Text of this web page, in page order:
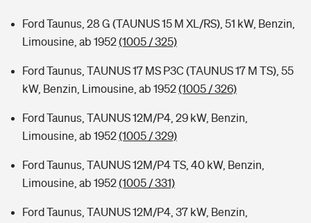
Ford Taunus, 28 G (TAUNUS 15 M XL/RS), 51 kW, Benzin,
Limousine, ab 1952(1005 / 325)
Ford Taunus, TAUNUS 17 MS P3C (TAUNUS 17 M TS), 55
kW, Benzin, Limousine, ab 1952(1005 / 326)
Ford Taunus, TAUNUS 12M/P4, 29 kW, Benzin,
Limousine, ab 1952(1005 / 329)
Ford Taunus, TAUNUS 12M/P4 TS, 40 kW, Benzin,
Limousine, ab 1952(1005 / 331)
Ford Taunus, TAUNUS 12M/P4, 37 kW, Benzin,